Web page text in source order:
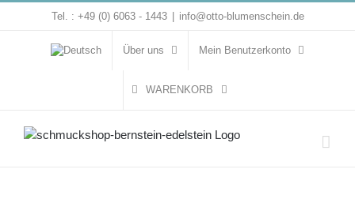
Tel. : +49 (0) 6063 - 1443 info@otto-blumenschein.de
Über uns Mein Benutzerkonto
WARENKORB